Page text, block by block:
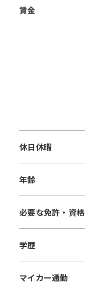
賃金
休日休暇
年齢
必要な免許・資格
学歴
マイカー通勤